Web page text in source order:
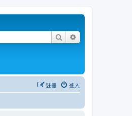
搜尋
登入
註冊